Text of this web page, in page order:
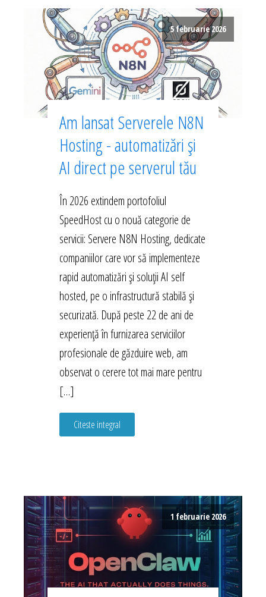
5 februarie 2026
Am lansat Serverele N8N
Hosting - automatizări și
AI direct pe serverul tău
În 2026 extindem portofoliul
SpeedHost cu o nouă categorie de
servicii: Servere N8N Hosting, dedicate
companiilor care vor să implementeze
rapid automatizări și soluții AI self
hosted, pe o infrastructură stabilă și
securizată. După peste 22 de ani de
experiență în furnizarea serviciilor
profesionale de găzduire web, am
observat o cerere tot mai mare pentru
[…]
Citeste integral
1 februarie 2026